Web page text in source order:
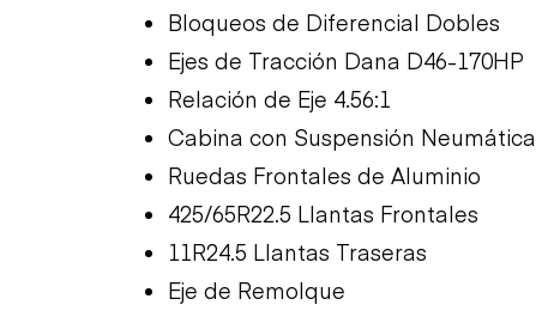
Bloqueos de Diferencial Dobles
Ejes de Tracción Dana D46-170HP
Relación de Eje 4.56:1
Cabina con Suspensión Neumática
Ruedas Frontales de Aluminio
425/65R22.5 Llantas Frontales
11R24.5 Llantas Traseras
Eje de Remolque